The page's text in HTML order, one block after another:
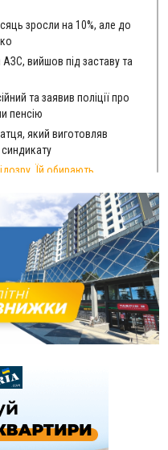
зросли на 10%, але до
АЗС, вийшов під заставу та
та заявив поліції про
пенсію
який виготовляв
Їй обирають
Коломийщини
сильна спека до 39°
який зливав з цистерни
та оновили правила
невідомі засипали
нові температурні
є постраждалі,
1,5 га лісу із трьома